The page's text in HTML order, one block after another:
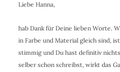
Liebe Hanna,
hab Dank für Deine lieben Worte.
in Farbe und Material gleich sind,
stimmig und Du hast definitiv
selber schon schreibst, wirkt das